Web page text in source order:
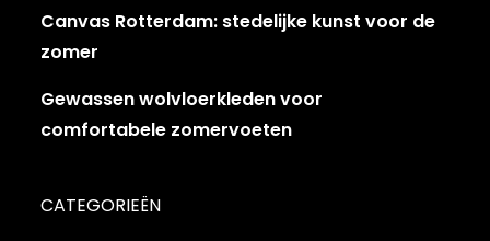
Canvas Rotterdam: stedelijke kunst voor de
zomer
Gewassen wolvloerkleden voor
comfortabele zomervoeten
CATEGORIEËN